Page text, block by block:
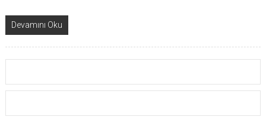
Devamını Oku